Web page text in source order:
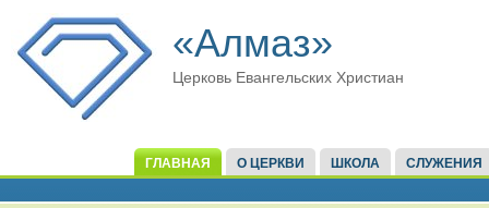
«Алмаз»
Церковь Евангельских Христиан
ГЛАВНАЯ О ЦЕРКВИ ШКОЛА СЛУЖЕНИЯ